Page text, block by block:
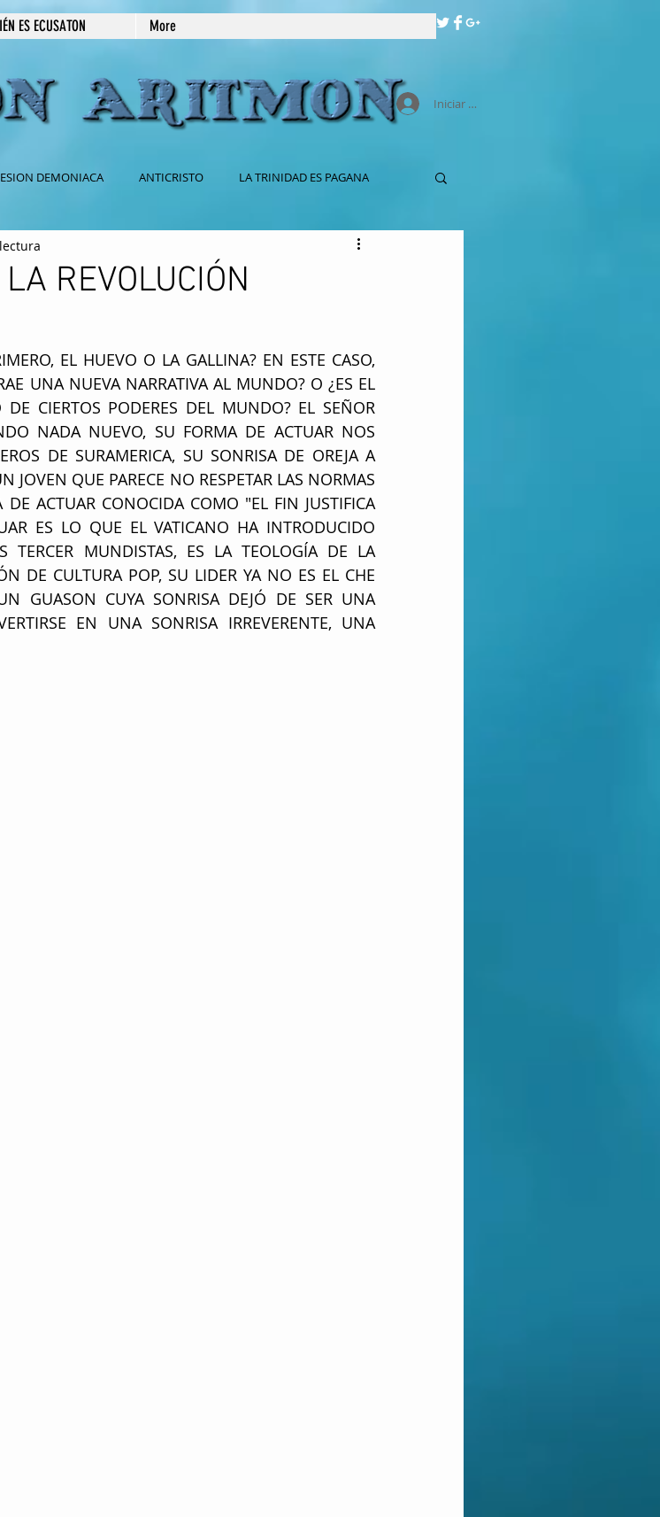
ES ECUSATON More
Iniciar sesión
DEMONIACA ANTICRISTO LA TRINIDAD ES PAGANA
REVOLUCIÓN
EL HUEVO O LA GALLINA? EN ESTE CASO,
UNA NUEVA NARRATIVA AL MUNDO? O ¿ES EL
DE CIERTOS PODERES DEL MUNDO? EL SEÑOR
NADA NUEVO, SU FORMA DE ACTUAR NOS
DE SURAMERICA, SU SONRISA DE OREJA A
JOVEN QUE PARECE NO RESPETAR LAS NORMAS
ACTUAR CONOCIDA COMO "EL FIN JUSTIFICA
ES LO QUE EL VATICANO HA INTRODUCIDO
TERCER MUNDISTAS, ES LA TEOLOGÍA DE LA
DE CULTURA POP, SU LIDER YA NO ES EL CHE
GUASON CUYA SONRISA DEJÓ DE SER UNA
EN UNA SONRISA IRREVERENTE, UNA